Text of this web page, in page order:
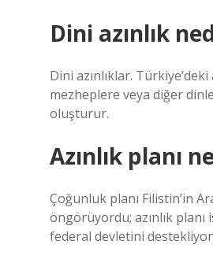
Dini azınlık
Dini azınlıklar.
mezheplere veya diğer
oluşturur.
Azınlık planı
Çoğunluk planı Filistin’in
öngörüyordu; azınlık
federal devletini